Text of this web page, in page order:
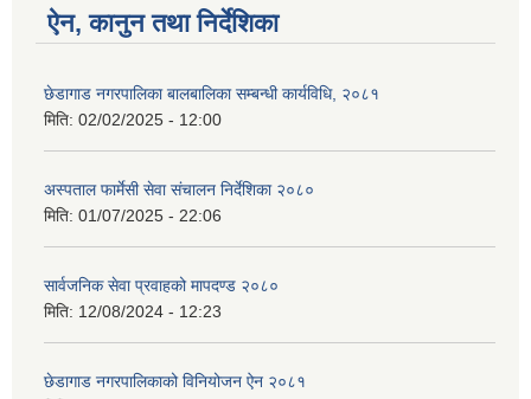
ऐन, कानुन तथा निर्देशिका
छेडागाड नगरपालिका बालबालिका सम्बन्धी कार्यविधि, २०८१
मिति: 02/02/2025 - 12:00
अस्पताल फार्मेसी सेवा संचालन निर्देशिका २०८०
मिति: 01/07/2025 - 22:06
सार्वजनिक सेवा प्रवाहको मापदण्ड २०८०
मिति: 12/08/2024 - 12:23
छेडागाड नगरपालिकाको विनियोजन ऐन २०८१